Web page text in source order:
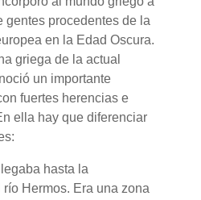
gentes procedentes de la
en la Edad Oscura.
griega de la actual
un importante
fuertes herencias e
ella hay que diferenciar
hasta la
Hermos. Era una zona